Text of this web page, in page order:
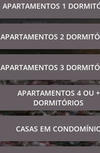
APARTAMENTOS 1
APARTAMENTOS 2
APARTAMENTOS 3
APARTAMENTOS 4 OU +
DORMITÓRIOS
CASAS EM